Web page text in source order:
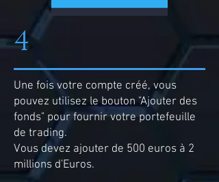
4
Une fois votre compte créé, vous
pouvez utilisez le bouton "Ajouter des
fonds" pour fournir votre portefeuille
de trading.
Vous devez ajouter de 500 euros à 2
millions d'Euros.